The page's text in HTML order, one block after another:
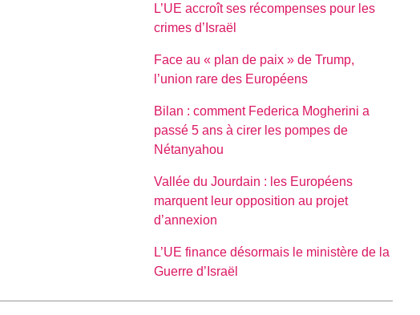
L’UE accroît ses récompenses pour les
crimes d’Israël
Face au « plan de paix » de Trump,
l’union rare des Européens
Bilan : comment Federica Mogherini a
passé 5 ans à cirer les pompes de
Nétanyahou
Vallée du Jourdain : les Européens
marquent leur opposition au projet
d’annexion
L’UE finance désormais le ministère de la
Guerre d’Israël